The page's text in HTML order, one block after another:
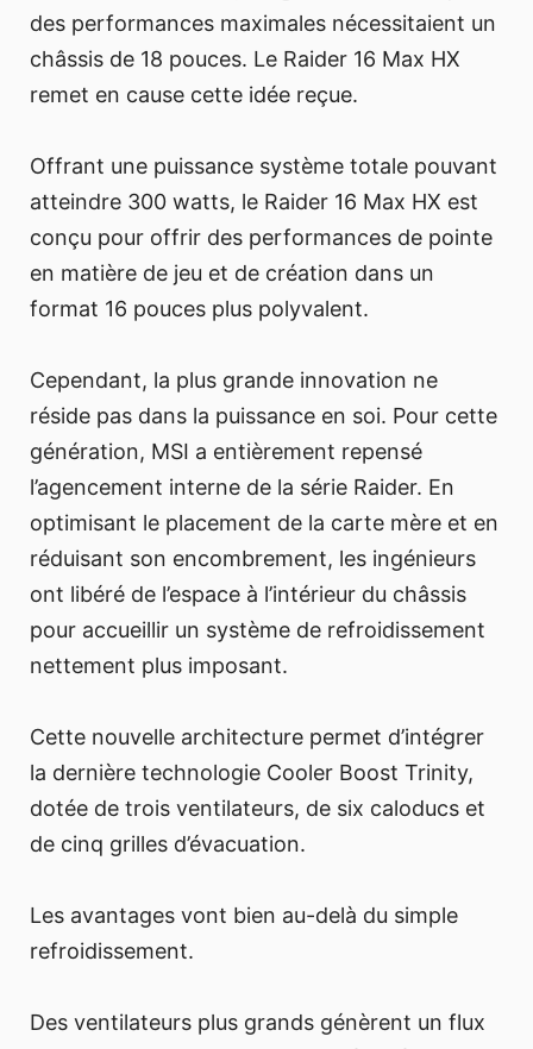
des performances maximales nécessitaient un
châssis de 18 pouces. Le Raider 16 Max HX
remet en cause cette idée reçue.
Offrant une puissance système totale pouvant
atteindre 300 watts, le Raider 16 Max HX est
conçu pour offrir des performances de pointe
en matière de jeu et de création dans un
format 16 pouces plus polyvalent.
Cependant, la plus grande innovation ne
réside pas dans la puissance en soi. Pour cette
génération, MSI a entièrement repensé
l’agencement interne de la série Raider. En
optimisant le placement de la carte mère et en
réduisant son encombrement, les ingénieurs
ont libéré de l’espace à l’intérieur du châssis
pour accueillir un système de refroidissement
nettement plus imposant.
Cette nouvelle architecture permet d’intégrer
la dernière technologie Cooler Boost Trinity,
dotée de trois ventilateurs, de six caloducs et
de cinq grilles d’évacuation.
Les avantages vont bien au-delà du simple
refroidissement.
Des ventilateurs plus grands génèrent un flux